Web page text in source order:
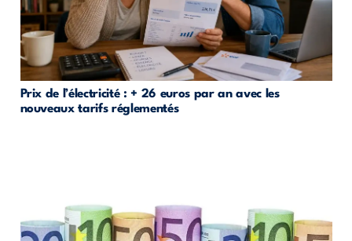
Prix de l’électricité : + 26 euros par an avec les
nouveaux tarifs réglementés